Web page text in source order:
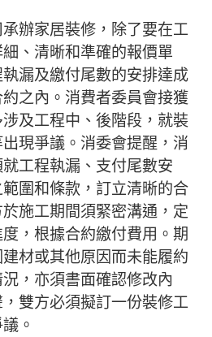
辦家居裝修，除了要在工
、清晰和準確的報價單
漏及繳付尾數的安排達成
之內。消費者委員會接獲
及工程中、後階段，就裝
現爭議。消委會提醒，消
工程執漏、支付尾數安
圍和條款，訂立清晰的合
施工期間須緊密溝通，定
，根據合約繳付費用。期
材或其他原因而未能履約
，亦須書面確認修改內
雙方必須擬訂一份裝修工
。